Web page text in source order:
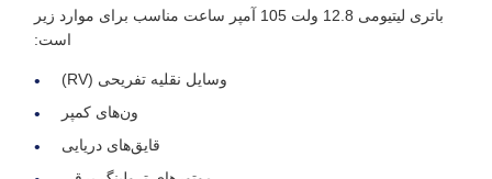
باتری لیتیومی 12.8 ولت 105 آمپر ساعت مناسب برای موارد زیر
است:
وسایل نقلیه تفریحی (RV)
ون‌های کمپر
قایق‌های دریایی